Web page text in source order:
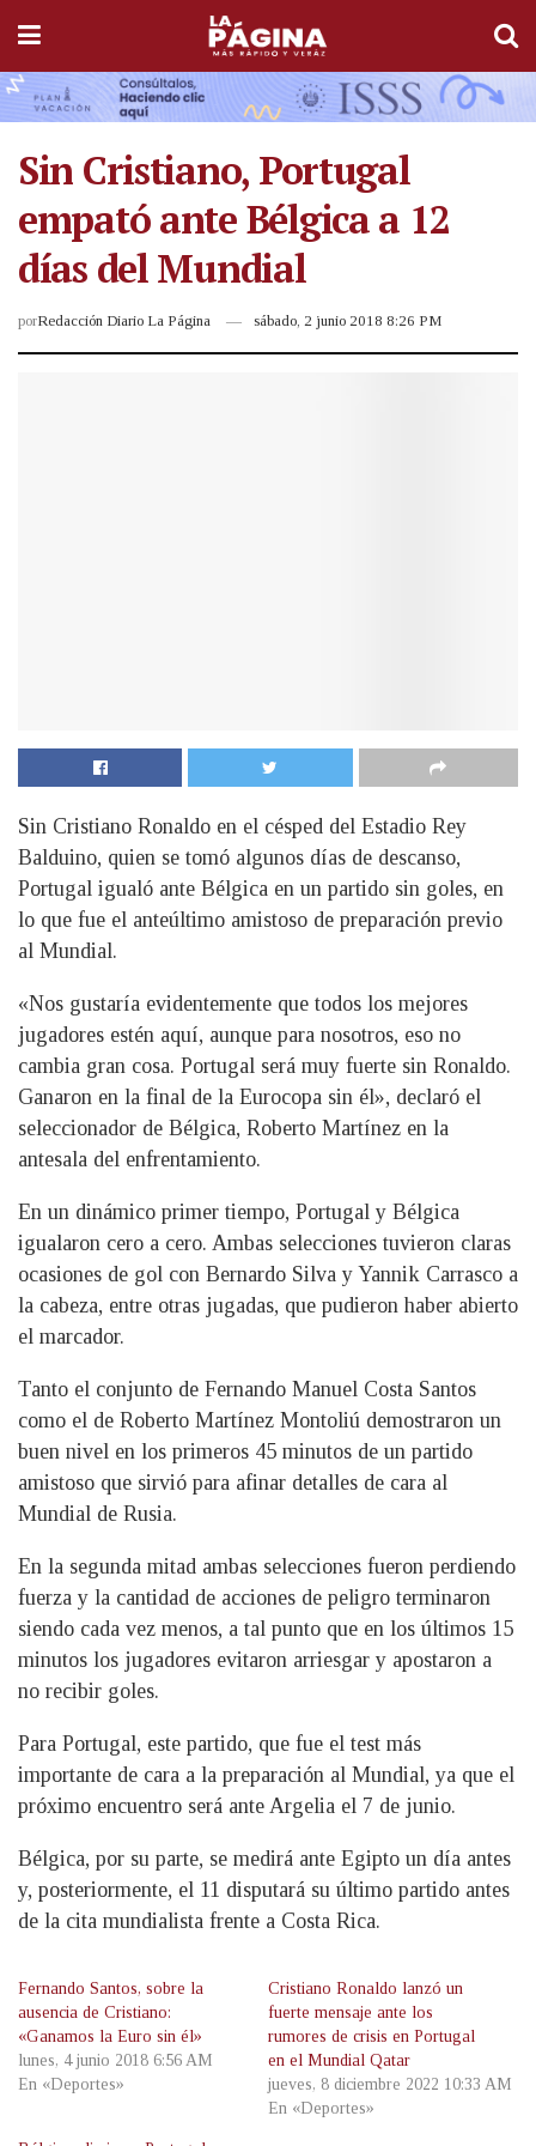
Sin Cristiano, Portugal
empató ante Bélgica a 12
días del Mundial
porRedacción Diario La Página sábado, 2 junio 2018 8:26 PM
Sin Cristiano Ronaldo en el césped del Estadio Rey
Balduino, quien se tomó algunos días de descanso,
Portugal igualó ante Bélgica en un partido sin goles, en
lo que fue el anteúltimo amistoso de preparación previo
al Mundial.
«Nos gustaría evidentemente que todos los mejores
jugadores estén aquí, aunque para nosotros, eso no
cambia gran cosa. Portugal será muy fuerte sin Ronaldo.
Ganaron en la final de la Eurocopa sin él», declaró el
seleccionador de Bélgica, Roberto Martínez en la
antesala del enfrentamiento.
En un dinámico primer tiempo, Portugal y Bélgica
igualaron cero a cero. Ambas selecciones tuvieron claras
ocasiones de gol con Bernardo Silva y Yannik Carrasco a
la cabeza, entre otras jugadas, que pudieron haber abierto
el marcador.
Tanto el conjunto de Fernando Manuel Costa Santos
como el de Roberto Martínez Montoliú demostraron un
buen nivel en los primeros 45 minutos de un partido
amistoso que sirvió para afinar detalles de cara al
Mundial de Rusia.
En la segunda mitad ambas selecciones fueron perdiendo
fuerza y la cantidad de acciones de peligro terminaron
siendo cada vez menos, a tal punto que en los últimos 15
minutos los jugadores evitaron arriesgar y apostaron a
no recibir goles.
Para Portugal, este partido, que fue el test más
importante de cara a la preparación al Mundial, ya que el
próximo encuentro será ante Argelia el 7 de junio.
Bélgica, por su parte, se medirá ante Egipto un día antes
y, posteriormente, el 11 disputará su último partido antes
de la cita mundialista frente a Costa Rica.
Fernando Santos, sobre la
ausencia de Cristiano:
«Ganamos la Euro sin él»
lunes, 4 junio 2018 6:56 AM
En «Deportes»
Cristiano Ronaldo lanzó un
fuerte mensaje ante los
rumores de crisis en Portugal
en el Mundial Qatar
jueves, 8 diciembre 2022 10:33 AM
En «Deportes»